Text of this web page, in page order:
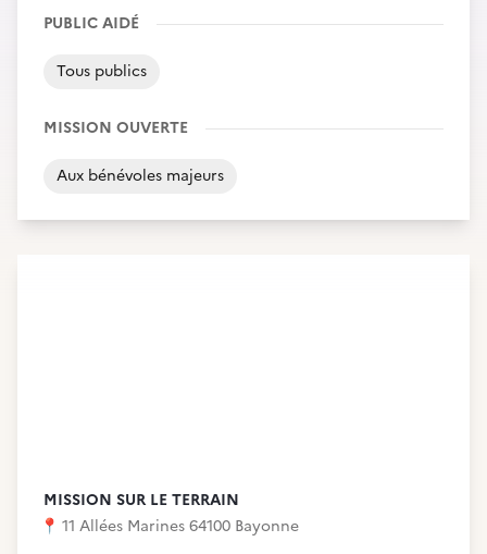
PUBLIC AIDÉ
Tous publics
MISSION OUVERTE
Aux bénévoles majeurs
MISSION SUR LE TERRAIN
📍 11 Allées Marines 64100 Bayonne